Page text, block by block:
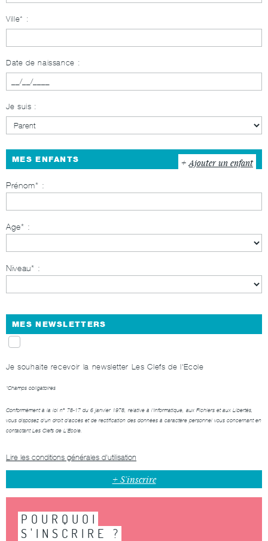
Ville* :
Date de naissance :
Je suis :
MES ENFANTS Ajouter un enfant
Prénom
Age
Niveau
MES NEWSLETTERS
Je souhaite recevoir la newsletter Les Clefs de l'Ecole
*Champs obligatoires
Conformément à la loi n° 78-17 du 6 janvier 1978, relative à l'Informatique, aux Fichiers et aux Libertés,
vous disposez d'un droit d'accès et de rectification des données à caractère personnel vous concernant en
contactantLes Clefs de L’Ecole
Lire les conditions générales d'utilisation
POURQUOI
S'INSCRIRE ?